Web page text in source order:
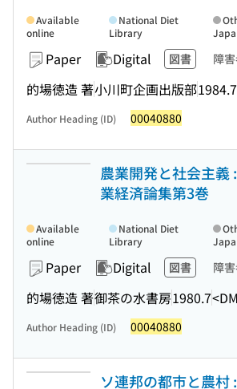
Paper Digital 図書 障
的場徳造 著小川町企画出版部1984.7
Available
online
National Diet
Library
Author Heading (ID) 00040880
農業開発と社会主義
業経済論集第3巻
Paper Digital 図書 障
的場徳造 著御茶の水書房1980.7
Available
online
National Diet
Library
Author Heading (ID) 00040880
ソ連邦の都市と農村